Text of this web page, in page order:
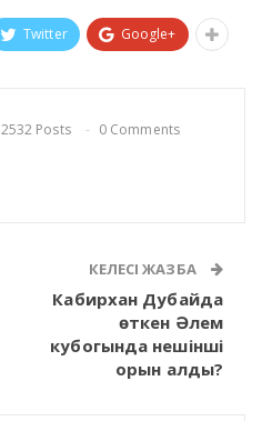
Twitter Google+
2532 Posts 0 Comments
КЕЛЕСІ ЖАЗБА
Кабирхан Дубайда
өткен Әлем
кубогында нешінші
орын алды?